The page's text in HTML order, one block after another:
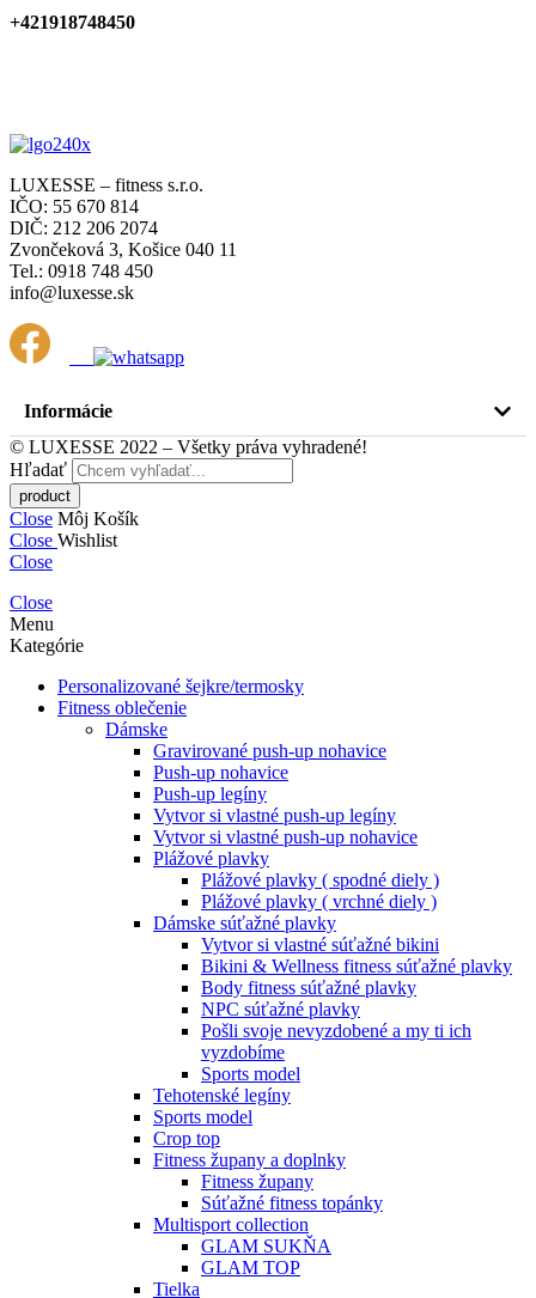
+421918748450
LUXESSE – fitness s.r.o.
IČO: 55 670 814
DIČ: 212 206 2074
Zvončeková 3, Košice 040 11
Tel.: 0918 748 450
info@luxesse.sk
Informácie
© LUXESSE 2022 – Všetky práva vyhradené!
Hľadať
Close Môj Košík
Close Wishlist
Close
Close
Menu
Kategórie
Personalizované šejkre/termosky
Fitness oblečenie
Dámske
Gravirované push-up nohavice
Push-up nohavice
Push-up legíny
Vytvor si vlastné push-up legíny
Vytvor si vlastné push-up nohavice
Plážové plavky
Plážové plavky ( spodné diely )
Plážové plavky ( vrchné diely )
Dámske súťažné plavky
Vytvor si vlastné súťažné bikini
Bikini & Wellness fitness súťažné plavky
Body fitness súťažné plavky
NPC súťažné plavky
Pošli svoje nevyzdobené a my ti ich
vyzdobíme
Sports model
Tehotenské legíny
Sports model
Crop top
Fitness župany a doplnky
Fitness župany
Súťažné fitness topánky
Multisport collection
GLAM SUKŇA
GLAM TOP
Tielka